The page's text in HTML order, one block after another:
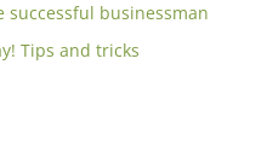
businessman
Tips and tricks